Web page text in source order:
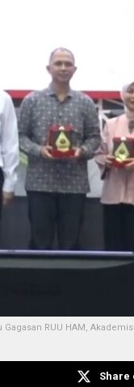
Gagasan RUU HAM,
Share